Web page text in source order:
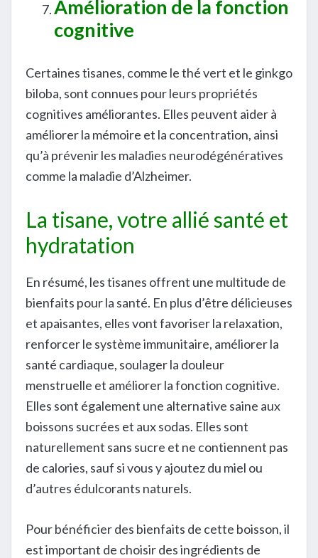
Amélioration de la fonction
cognitive
Certaines tisanes, comme le thé vert et le ginkgo
biloba, sont connues pour leurs propriétés
cognitives améliorantes. Elles peuvent aider à
améliorer la mémoire et la concentration, ainsi
qu’à prévenir les maladies neurodégénératives
comme la maladie d’Alzheimer.
La tisane, votre allié santé et
hydratation
En résumé, les tisanes offrent une multitude de
bienfaits pour la santé. En plus d’être délicieuses
et apaisantes, elles vont favoriser la relaxation,
renforcer le système immunitaire, améliorer la
santé cardiaque, soulager la douleur
menstruelle et améliorer la fonction cognitive.
Elles sont également une alternative saine aux
boissons sucrées et aux sodas. Elles sont
naturellement sans sucre et ne contiennent pas
de calories, sauf si vous y ajoutez du miel ou
d’autres édulcorants naturels.
Pour bénéficier des bienfaits de cette boisson, il
est important de choisir des ingrédients de